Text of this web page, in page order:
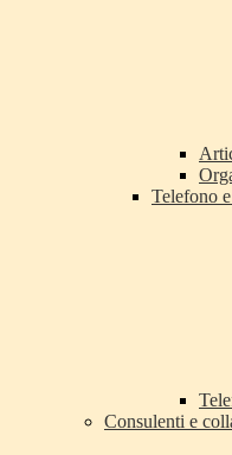
Telefono
Consulenti e